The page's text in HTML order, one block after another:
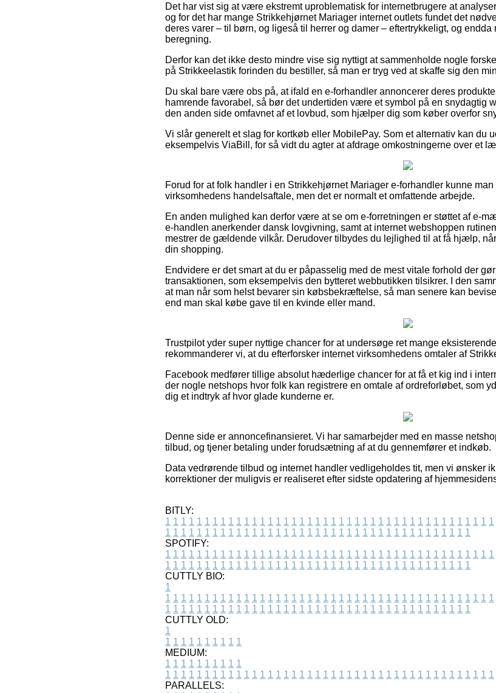
Det har vist sig at være ekstremt uproblematisk for internetbrugere at
og for det har mange Strikkehjørnet Mariager internet outlets fundet det
deres varer – til børn, og ligeså til herrer og damer – eftertrykkeligt, og
beregning.
Derfor kan det ikke desto mindre vise sig nyttigt at sammenholde nogle
på Strikkeelastik forinden du bestiller, så man er tryg ved at skaffe sig den
Du skal bare være obs på, at ifald en e-forhandler annoncerer deres
hamrende favorabel, så bør det undertiden være et symbol på en snydagtig
den anden side omfavnet af et lovbud, som hjælper dig som køber overfor
Vi slår generelt et slag for kortkøb eller MobilePay. Som et alternativ kan du
eksempelvis ViaBill, for så vidt du agter at afdrage omkostningerne over et
Forud for at folk handler i en Strikkehjørnet Mariager e-forhandler kunne
virksomhedens handelsaftale, men det er normalt et omfattende arbejde.
En anden mulighed kan derfor være at se om e-forretningen er støttet af e-
e-handlen anerkender dansk lovgivning, samt at internet webshoppen
mestrer de gældende vilkår. Derudover tilbydes du lejlighed til at få hjælp,
din shopping.
Endvidere er det smart at du er påpasselig med de mest vitale forhold der
transaktionen, som eksempelvis den bytteret webbutikken tilsikrer. I den
at man når som helst bevarer sin købsbekræftelse, så man senere kan
end man skal købe gave til en kvinde eller mand.
Trustpilot yder super nyttige chancer for at undersøge ret mange
rekommanderer vi, at du efterforsker internet virksomhedens omtaler af
Facebook medfører tillige absolut hæderlige chancer for at få et kig ind i
der nogle netshops hvor folk kan registrere en omtale af ordreforløbet, som
dig et indtryk af hvor glade kunderne er.
Denne side er annoncefinansieret. Vi har samarbejder med en masse
tilbud, og tjener betaling under forudsætning af at du gennemfører et indkøb.
Data vedrørende tilbud og internet handler vedligeholdes tit, men vi ønsker
korrektioner der muligvis er realiseret efter sidste opdatering af
BITLY:
1 1 1 1 1 1 1 1 1 1 1 1 1 1 1 1 1 1 1 1 1 1 1 1 1 1 1 1 1 1 1 1 1 1 1 1 1 1 1 1 1 1
1 1 1 1 1 1 1 1 1 1 1 1 1 1 1 1 1 1 1 1 1 1 1 1 1 1 1 1 1 1 1 1 1 1 1 1 1 1 1
SPOTIFY:
1 1 1 1 1 1 1 1 1 1 1 1 1 1 1 1 1 1 1 1 1 1 1 1 1 1 1 1 1 1 1 1 1 1 1 1 1 1 1 1 1 1
1 1 1 1 1 1 1 1 1 1 1 1 1 1 1 1 1 1 1 1 1 1 1 1 1 1 1 1 1 1 1 1 1 1 1 1 1 1 1
CUTTLY BIO:
1
1 1 1 1 1 1 1 1 1 1 1 1 1 1 1 1 1 1 1 1 1 1 1 1 1 1 1 1 1 1 1 1 1 1 1 1 1 1 1 1 1 1
1 1 1 1 1 1 1 1 1 1 1 1 1 1 1 1 1 1 1 1 1 1 1 1 1 1 1 1 1 1 1 1 1 1 1 1 1 1 1
CUTTLY OLD:
1
1 1 1 1 1 1 1 1 1 1
MEDIUM:
1 1 1 1 1 1 1 1 1 1
1 1 1 1 1 1 1 1 1 1 1 1 1 1 1 1 1 1 1 1 1 1 1 1 1 1 1 1 1 1 1 1 1 1 1 1 1 1 1 1 1 1
PARALLELS: